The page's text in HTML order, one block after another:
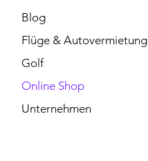
Blog
Flüge & Autovermietung
Golf
Online Shop
Unternehmen